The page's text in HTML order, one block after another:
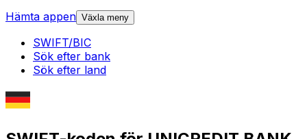
Hämta appen Växla meny
SWIFT/BIC
Sök efter bank
Sök efter land